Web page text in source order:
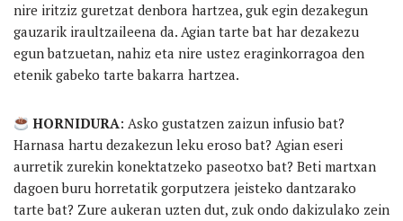
nire iritziz guretzat denbora hartzea, guk egin dezakegun
gauzarik iraultzaileena da. Agian tarte bat har dezakezu
egun batzuetan, nahiz eta nire ustez eraginkorragoa den
etenik gabeko tarte bakarra hartzea.
HORNIDURA: Asko gustatzen zaizun infusio bat?
Harnasa hartu dezakezun leku eroso bat? Agian eseri
aurretik zurekin konektatzeko paseotxo bat? Beti martxan
dagoen buru horretatik gorputzera jeisteko dantzarako
tarte bat? Zure aukeran uzten dut, zuk ondo dakizulako zein